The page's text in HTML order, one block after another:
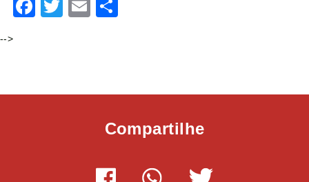
Facebook
Twitter
Email
-->
Compartilhe